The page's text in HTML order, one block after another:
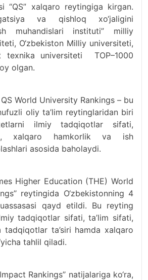
“QS” xalqaro reytingiga kirgan.
va qishloq xo‘jaligini
muhandislari instituti” milliy
O‘zbekiston Milliy universiteti,
texnika universiteti TOP–1000
olgan.
World University Rankings – bu
oliy ta’lim reytinglaridan biri
ilmiy tadqiqotlar sifati,
xalqaro hamkorlik va ish
asosida baholaydi.
Higher Education (THE) World
reytingida O‘zbekistonning 4
qayd etildi. Bu reyting
tadqiqotlar sifati, ta’lim sifati,
tadqiqotlar ta’siri hamda xalqaro
tahlil qiladi.
Rankings’’ natijalariga ko‘ra,